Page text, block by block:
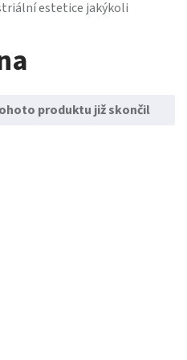
estetice jakýkoli
produktu již skončil